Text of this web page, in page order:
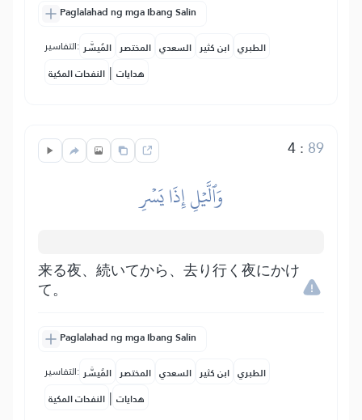
Paglalahad ng mga Ibang Salin
التفاسير: المُيسَّر المختصر السعدي ابن كثير الطبري
النفحات المكية | هدايات
4: 89
وَٱلَّيۡلِ إِذَا يَسۡرِ
来る夜、続いてから、去り行く夜にかけ
て。
Paglalahad ng mga Ibang Salin
التفاسير: المُيسَّر المختصر السعدي ابن كثير الطبري
النفحات المكية | هدايات